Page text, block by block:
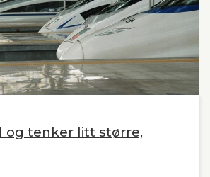
og tenker litt større,